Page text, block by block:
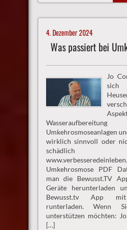
4. Dezember 2024
Jo
sich
Umkehrosmoseanlagen
wirklich sinnvoll oder
Umkehrosmose PDF
man die Bewusst.TV
Geräte herunterladen
Bewusst.tv App mit
runterladen. Wenn
unterstützen möchten:
[…]